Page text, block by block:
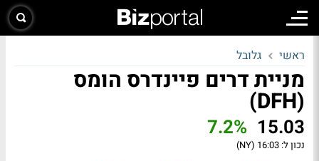
ראשי גלובל
מניית דרים פיינדרס הומס
(DFH)
15.03
7.2%
נכון ל: 16:03 (NY)